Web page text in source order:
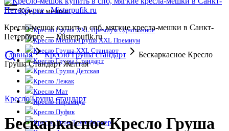
Кресла мешки
Кресло Груша XXL Премиум Однотонное
Кресло Мешок Груша XXL Премиум
Кресло Груша XXL Стандарт
Кресло Груша Стандарт
Кресло Груша Детская
Кресло Лежак
Кресло Мат
Кресло Пирамида
Кресло Пуфик
Кресло Трон Трансформер
Кресло-мешок купить в спб, мягкие кресла-мешки в Санкт-
Петербурге — Misterpufik.ru
Главная Кресло Груша стандарт
Бескаркасное Кресло
Груша Стандарт Желтая
Кресло Груша стандарт
Бескаркасное Кресло Груша